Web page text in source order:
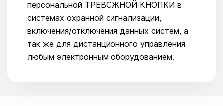
персональной ТРЕВОЖНОЙ КНОПКИ в
системах охранной сигнализации,
включения/отключения данных систем, а
так же для дистанционного управления
любым электронным оборудованием.